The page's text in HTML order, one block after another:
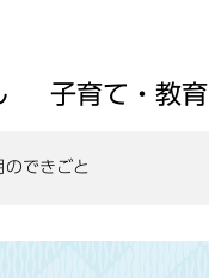
子育て・教育
できごと